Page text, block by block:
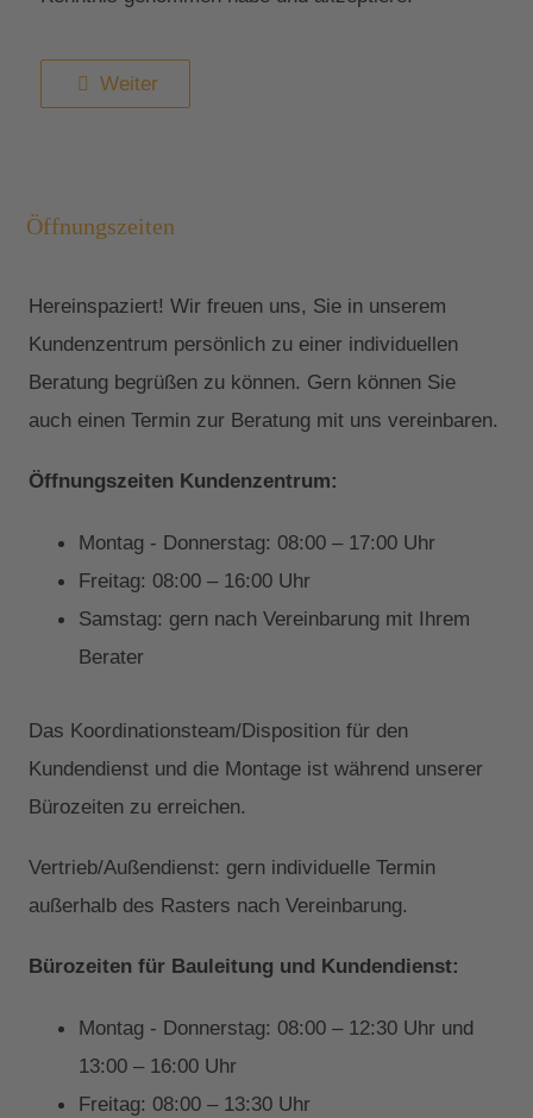
Weiter
Öffnungszeiten
Hereinspaziert! Wir freuen uns, Sie in unserem
Kundenzentrum persönlich zu einer individuellen
Beratung begrüßen zu können. Gern können Sie
auch einen Termin zur Beratung mit uns vereinbaren.
Öffnungszeiten Kundenzentrum:
Montag - Donnerstag: 08:00 – 17:00 Uhr
Freitag: 08:00 – 16:00 Uhr
Samstag: gern nach Vereinbarung mit Ihrem
Berater
Das Koordinationsteam/Disposition für den
Kundendienst und die Montage ist während unserer
Bürozeiten zu erreichen.
Vertrieb/Außendienst: gern individuelle Termin
außerhalb des Rasters nach Vereinbarung.
Bürozeiten für Bauleitung und Kundendienst:
Montag - Donnerstag: 08:00 – 12:30 Uhr und
13:00 – 16:00 Uhr
Freitag: 08:00 – 13:30 Uhr